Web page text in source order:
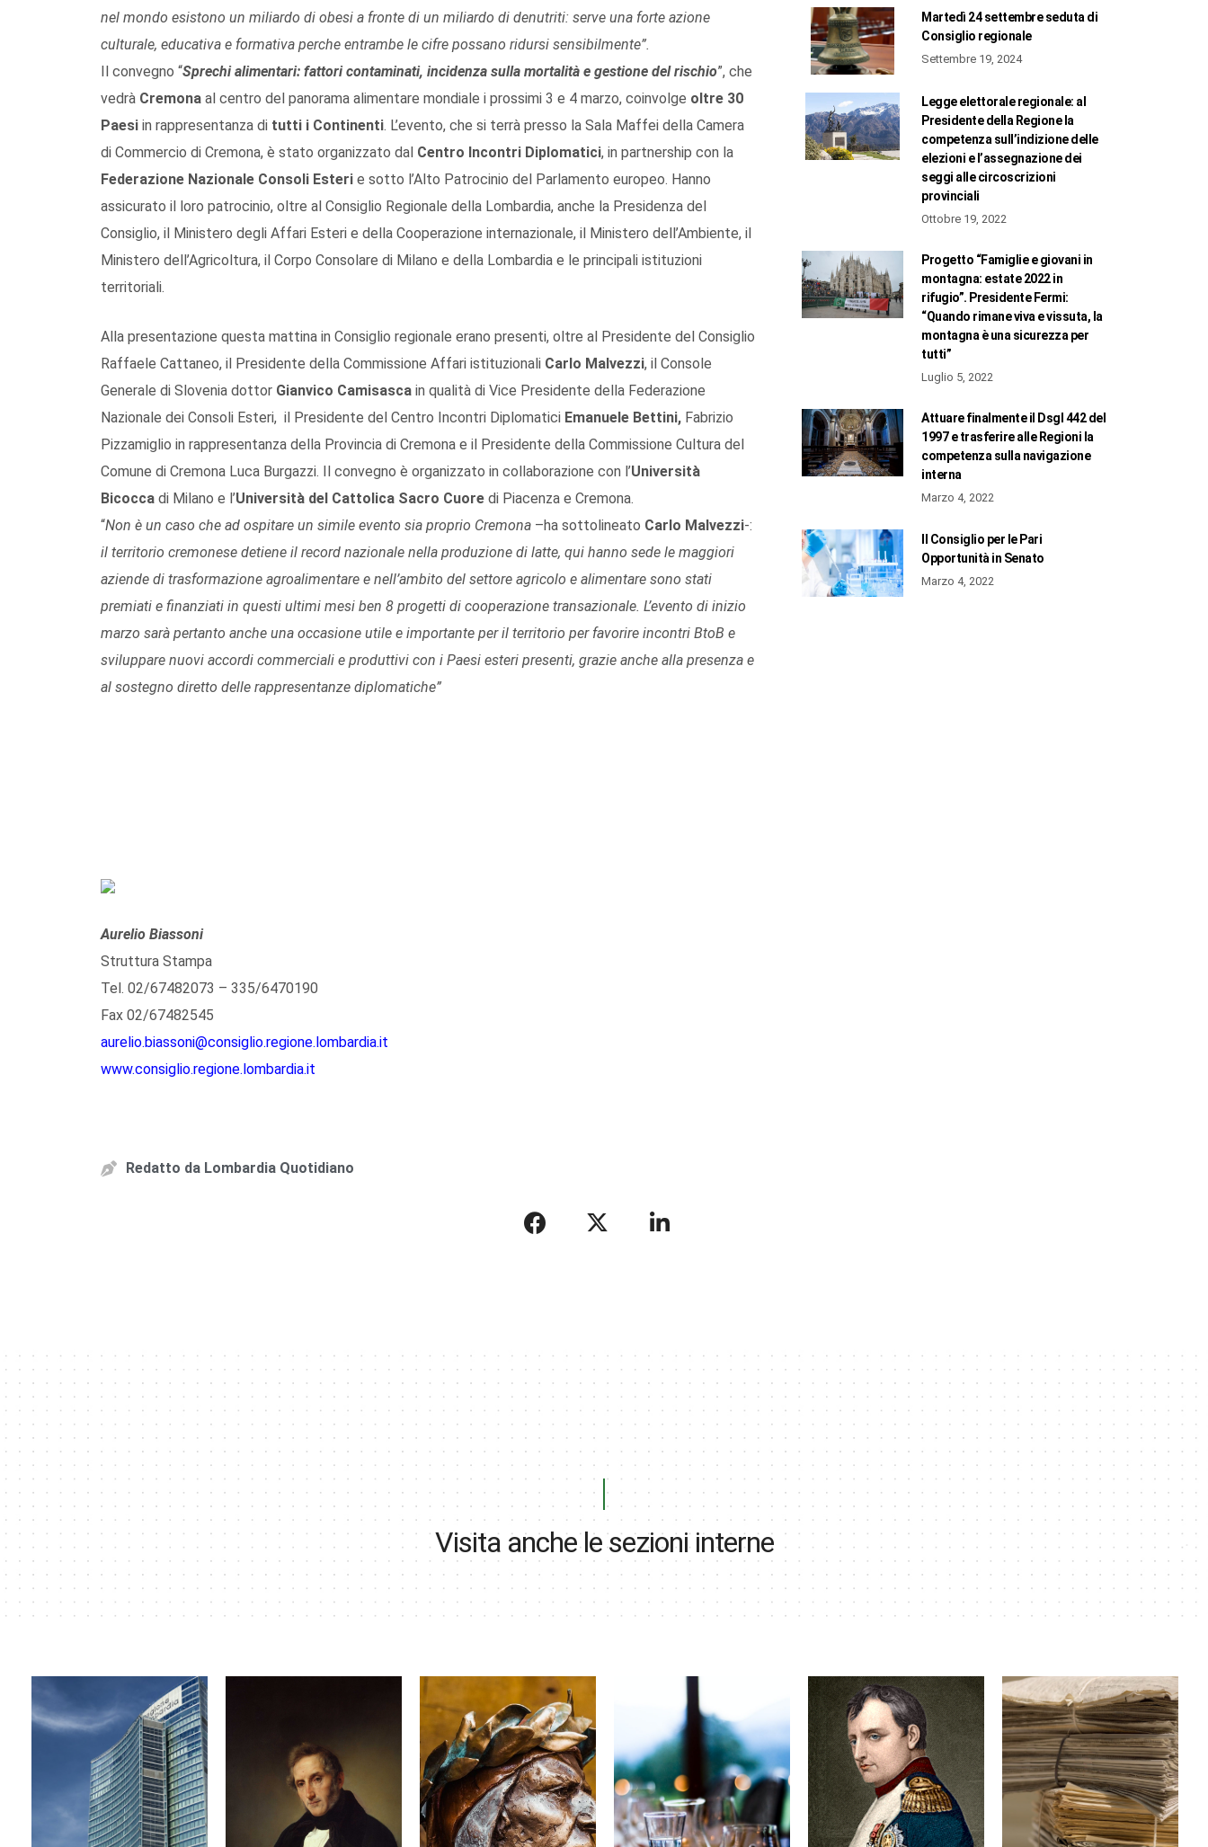
nel mondo esistono un miliardo di obesi a fronte di un miliardo di denutriti: serve una forte azione
culturale, educativa e formativa perche entrambe le cifre possano ridursi sensibilmente”.
Il convegno “Sprechi alimentari: fattori contaminati, incidenza sulla mortalità e gestione del rischio”, che
vedrà Cremona al centro del panorama alimentare mondiale i prossimi 3 e 4 marzo, coinvolge oltre 30
Paesi in rappresentanza di tutti i Continenti. L’evento, che si terrà presso la Sala Maffei della Camera
di Commercio di Cremona, è stato organizzato dal Centro Incontri Diplomatici, in partnership con la
Federazione Nazionale Consoli Esteri e sotto l’Alto Patrocinio del Parlamento europeo. Hanno
assicurato il loro patrocinio, oltre al Consiglio Regionale della Lombardia, anche la Presidenza del
Consiglio, il Ministero degli Affari Esteri e della Cooperazione internazionale, il Ministero dell’Ambiente, il
Ministero dell’Agricoltura, il Corpo Consolare di Milano e della Lombardia e le principali istituzioni
territoriali.
Alla presentazione questa mattina in Consiglio regionale erano presenti, oltre al Presidente del Consiglio
Raffaele Cattaneo, il Presidente della Commissione Affari istituzionali Carlo Malvezzi, il Console
Generale di Slovenia dottor Gianvico Camisasca in qualità di Vice Presidente della Federazione
Nazionale dei Consoli Esteri, il Presidente del Centro Incontri Diplomatici Emanuele Bettini, Fabrizio
Pizzamiglio in rappresentanza della Provincia di Cremona e il Presidente della Commissione Cultura del
Comune di Cremona Luca Burgazzi. Il convegno è organizzato in collaborazione con l’Università
Bicocca di Milano e l’Università del Cattolica Sacro Cuore di Piacenza e Cremona.
“Non è un caso che ad ospitare un simile evento sia proprio Cremona –ha sottolineato Carlo Malvezzi-:
il territorio cremonese detiene il record nazionale nella produzione di latte, qui hanno sede le maggiori
aziende di trasformazione agroalimentare e nell’ambito del settore agricolo e alimentare sono stati
premiati e finanziati in questi ultimi mesi ben 8 progetti di cooperazione transazionale. L’evento di inizio
marzo sarà pertanto anche una occasione utile e importante per il territorio per favorire incontri BtoB e
sviluppare nuovi accordi commerciali e produttivi con i Paesi esteri presenti, grazie anche alla presenza e
al sostegno diretto delle rappresentanze diplomatiche”
Aurelio Biassoni
Struttura Stampa
Tel. 02/67482073 – 335/6470190
Fax 02/67482545
aurelio.biassoni@consiglio.regione.lombardia.it
www.consiglio.regione.lombardia.it
Redatto da Lombardia Quotidiano
Martedì 24 settembre seduta di
Consiglio regionale
Settembre 19, 2024
Legge elettorale regionale: al
Presidente della Regione la
competenza sull’indizione delle
elezioni e l’assegnazione dei
seggi alle circoscrizioni
provinciali
Ottobre 19, 2022
Progetto “Famiglie e giovani in
montagna: estate 2022 in
rifugio”. Presidente Fermi:
“Quando rimane viva e vissuta, la
montagna è una sicurezza per
tutti”
Luglio 5, 2022
Attuare finalmente il Dsgl 442 del
1997 e trasferire alle Regioni la
competenza sulla navigazione
interna
Marzo 4, 2022
Il Consiglio per le Pari
Opportunità in Senato
Marzo 4, 2022
Visita anche le sezioni interne